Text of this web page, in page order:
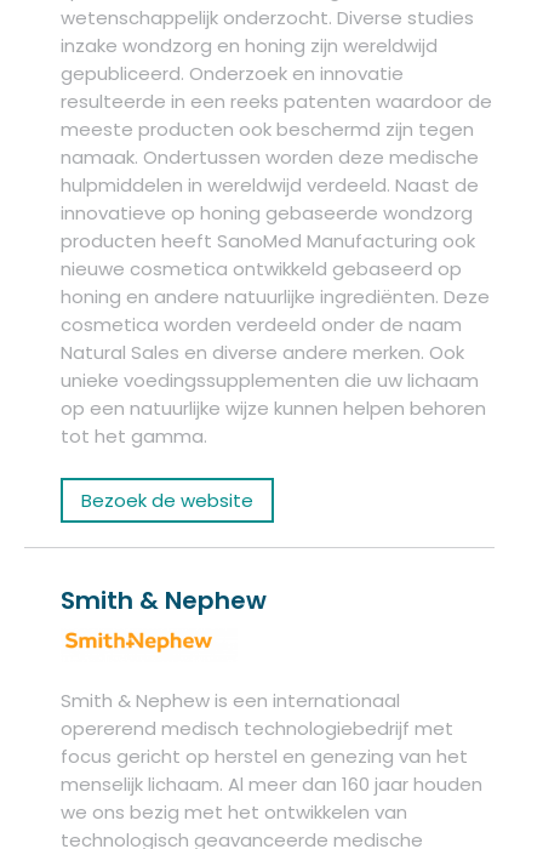
wetenschappelijk onderzocht. Diverse studies
inzake wondzorg en honing zijn wereldwijd
gepubliceerd. Onderzoek en innovatie
resulteerde in een reeks patenten waardoor de
meeste producten ook beschermd zijn tegen
namaak. Ondertussen worden deze medische
hulpmiddelen in wereldwijd verdeeld. Naast de
innovatieve op honing gebaseerde wondzorg
producten heeft SanoMed Manufacturing ook
nieuwe cosmetica ontwikkeld gebaseerd op
honing en andere natuurlijke ingrediënten. Deze
cosmetica worden verdeeld onder de naam
Natural Sales en diverse andere merken. Ook
unieke voedingssupplementen die uw lichaam
op een natuurlijke wijze kunnen helpen behoren
tot het gamma.
Bezoek de website
Smith & Nephew
Smith & Nephew is een internationaal
opererend medisch technologiebedrijf met
focus gericht op herstel en genezing van het
menselijk lichaam. Al meer dan 160 jaar houden
we ons bezig met het ontwikkelen van
technologisch geavanceerde medische